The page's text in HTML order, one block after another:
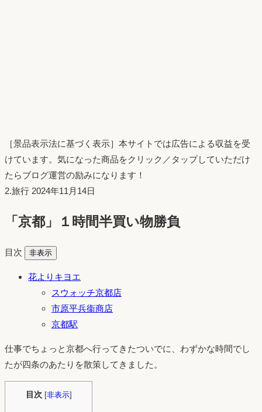
［景品表示法に基づく表示］本サイトでは広告による収益を受
けています。気になった商品をクリック／タップしていただけ
たらブログ運営の励みになります！
2.旅行 投
日：
2024年11月14日
「京都」１時間半買い物勝負
目次 非表示
花よりキヨエ
スウォッチ京都店
市原平兵衞商店
京都駅
仕事でちょっと京都へ行ってきたついでに、わずかな時間でし
たが四条のあたりを散策してきました。
目次 [非表示]